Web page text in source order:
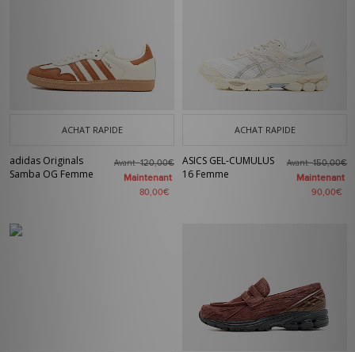
ACHAT RAPIDE
adidas Originals
Samba OG Femme
Avant120,00€
Maintenant
80,00€
ACHAT RAPIDE
ASICS GEL-CUMULUS
16 Femme
Avant150,00€
Maintenant
90,00€